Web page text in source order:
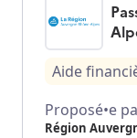
Aide
Proposé•e
Région